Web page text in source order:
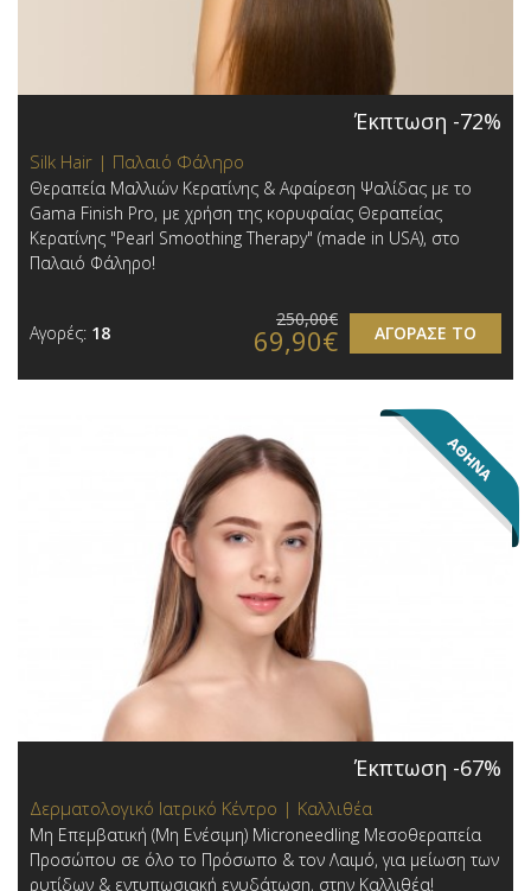
Έκπτωση -72%
Silk Hair | Παλαιό Φάληρο
Θεραπεία Μαλλιών Κερατίνης & Αφαίρεση Ψαλίδας με το
Gama Finish Pro, με χρήση της κορυφαίας Θεραπείας
Κερατίνης "Pearl Smoothing Therapy" (made in USA), στο
Παλαιό Φάληρο!
Αγορές: 18 ΑΓΟΡΑΣΕ ΤΟ
250,00€
69,90€
Έκπτωση -67%
Δερματολογικό Ιατρικό Κέντρο | Καλλιθέα
Μη Επεμβατική (Μη Ενέσιμη) Microneedling Μεσοθεραπεία
Προσώπου σε όλο το Πρόσωπο & τον Λαιμό, για μείωση των
ρυτίδων & εντυπωσιακή ενυδάτωση, στην Καλλιθέα!